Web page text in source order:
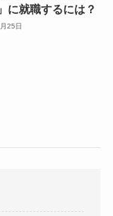
に就職するには？
25日